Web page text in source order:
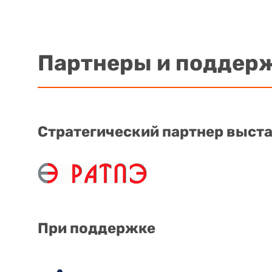
Партнеры и
Стратегический партнер
При поддержке